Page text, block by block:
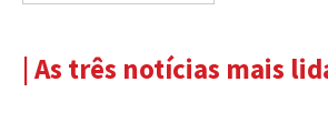
| As três notícias mais